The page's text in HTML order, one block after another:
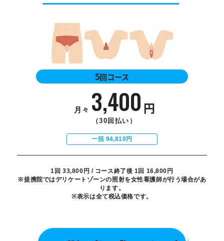
5回コース
月々 3,400 円
（30回払い）
一括 94,810円
1回 33,800円 / コース終了後 1回 16,800円
※提携院ではデリケートゾーンの照射を女性看護師が行う場合があ
ります。
※表示は全て税込価格です。